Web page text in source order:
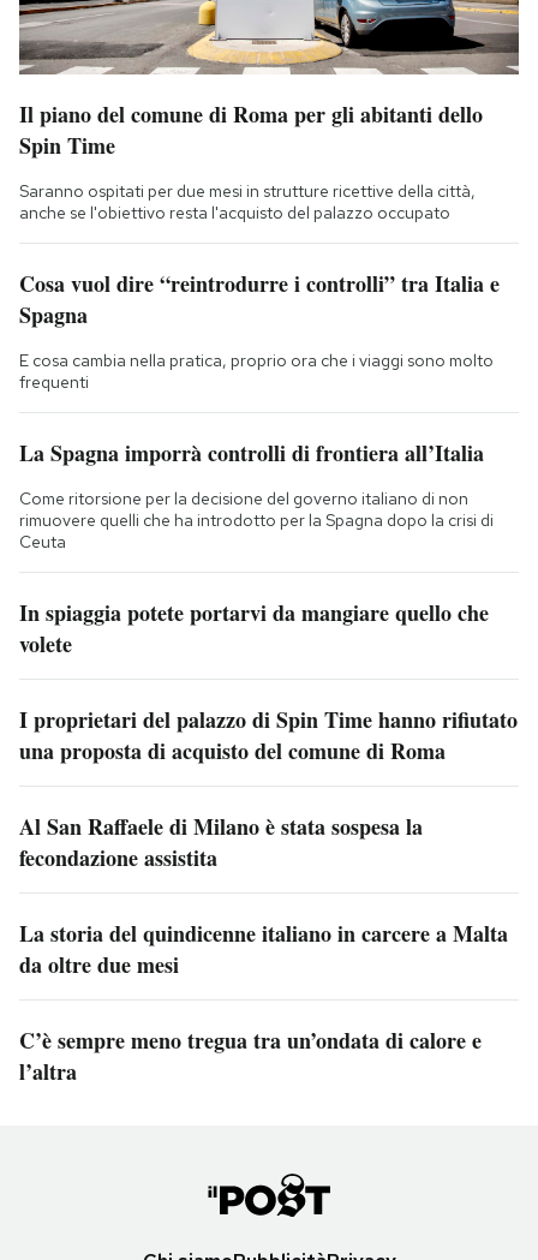
Il piano del comune di Roma per gli abitanti dello
Spin Time
Saranno ospitati per due mesi in strutture ricettive della città,
anche se l'obiettivo resta l'acquisto del palazzo occupato
Cosa vuol dire “reintrodurre i controlli” tra Italia e
Spagna
E cosa cambia nella pratica, proprio ora che i viaggi sono molto
frequenti
La Spagna imporrà controlli di frontiera all’Italia
Come ritorsione per la decisione del governo italiano di non
rimuovere quelli che ha introdotto per la Spagna dopo la crisi di
Ceuta
In spiaggia potete portarvi da mangiare quello che
volete
I proprietari del palazzo di Spin Time hanno rifiutato
una proposta di acquisto del comune di Roma
Al San Raffaele di Milano è stata sospesa la
fecondazione assistita
La storia del quindicenne italiano in carcere a Malta
da oltre due mesi
C’è sempre meno tregua tra un’ondata di calore e
l’altra